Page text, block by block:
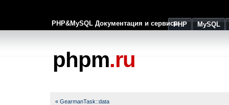
PHP&MySQL Документация и сервисыPHP MySQL
phpm.ru
« GearmanTask::data